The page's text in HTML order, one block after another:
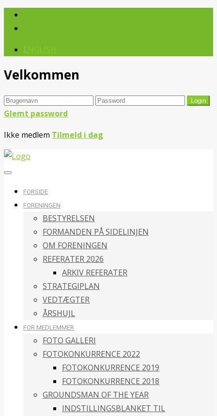
Velkommen
Glemt password
Ikke medlem Tilmeld i dag
FORSIDE
FORENINGEN
BESTYRELSEN
FORMANDEN PÅ SIDELINJEN
OM FORENINGEN
REFERATER 2026
ARKIV REFERATER
STRATEGIPLAN
VEDTÆGTER
ÅRSHUJL
FOR MEDLEMMER
FOTO GALLERI
FOTOKONKURRENCE 2022
FOTOKONKURRENCE 2019
FOTOKONKURRENCE 2018
GROUNDSMAN OF THE YEAR
INDSTILLINGSBLANKET TIL